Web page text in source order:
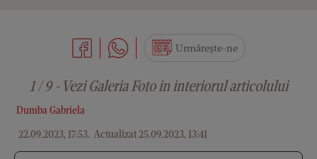
Dumba Gabriela
22.09.2023, 17:53. Actualizat 25.09.2023, 13:41
Urmărește-ne
1 / 9 - Vezi Galeria Foto in interiorul articolului